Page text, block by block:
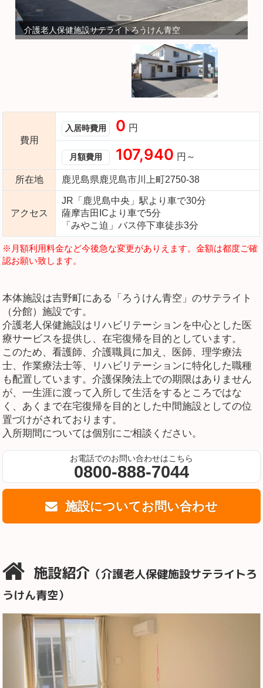
介護老人保健施設サテライトろうけん青空
費用
入居時費用 0 円
月額費用 107,940 円～
所在地 鹿児島県鹿児島市川上町2750-38
アクセス
JR「鹿児島中央」駅より車で30分
薩摩吉田ICより車で5分
「みやこ迫」バス停下車徒歩3分
※月額利用料金など今後急な変更がありえます。金額は都度ご確
認お願い致します。
本体施設は吉野町にある「ろうけん青空」のサテライト
（分館）施設です。
介護老人保健施設はリハビリテーションを中心とした医
療サービスを提供し、在宅復帰を目的としています。
このため、看護師、介護職員に加え、医師、理学療法
士、作業療法士等、リハビリテーションに特化した職種
も配置しています。介護保険法上での期限はありません
が、一生涯に渡って入所して生活をするところではな
く、あくまで在宅復帰を目的とした中間施設としての位
置づけがされております。
入所期間については個別にご相談ください。
お電話でのお問い合わせはこちら
0800-888-7044
施設についてお問い合わせ
施設紹介 （介護老人保健施設サテライトろ
うけん青空）